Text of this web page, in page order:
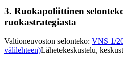
3. Ruokapoliittinen
ruokastrategiasta
Valtioneuvoston selonteko: VNS 1/
välilehteen)Lähetekeskustelu,